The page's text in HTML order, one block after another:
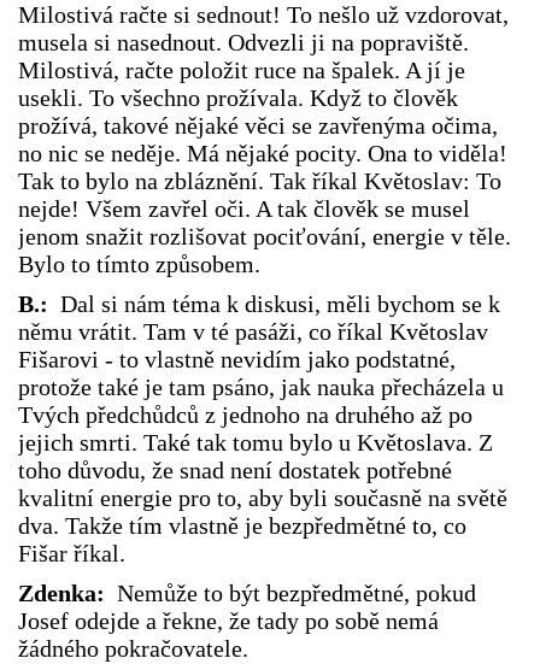
Milostivá račte si sednout! To nešlo už vzdorovat,
musela si nasednout. Odvezli ji na popraviště.
Milostivá, račte položit ruce na špalek. A jí je
usekli. To všechno prožívala. Když to člověk
prožívá, takové nějaké věci se zavřenýma očima,
no nic se neděje. Má nějaké pocity. Ona to viděla!
Tak to bylo na zbláznění. Tak říkal Květoslav: To
nejde! Všem zavřel oči. A tak člověk se musel
jenom snažit rozlišovat pociťování, energie v těle.
Bylo to tímto způsobem.
B.: Dal si nám téma k diskusi, měli bychom se k
němu vrátit. Tam v té pasáži, co říkal Květoslav
Fišarovi - to vlastně nevidím jako podstatné,
protože také je tam psáno, jak nauka přecházela u
Tvých předchůdců z jednoho na druhého až po
jejich smrti. Také tak tomu bylo u Květoslava. Z
toho důvodu, že snad není dostatek potřebné
kvalitní energie pro to, aby byli současně na světě
dva. Takže tím vlastně je bezpředmětné to, co
Fišar říkal.
Zdenka: Nemůže to být bezpředmětné, pokud
Josef odejde a řekne, že tady po sobě nemá
žádného pokračovatele.